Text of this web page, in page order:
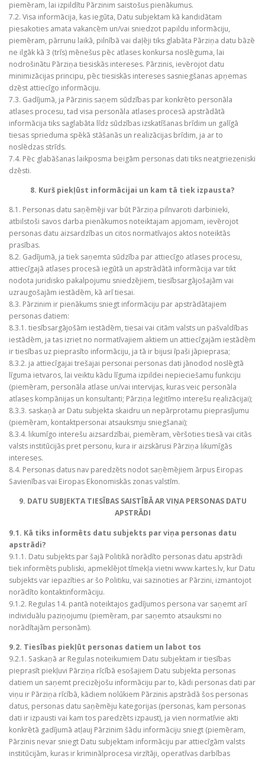
piemēram, lai izpildītu Pārzinim saistošus pienākumus.
7.2. Visa informācija, kas iegūta, Datu subjektam kā kandidātam
piesakoties amata vakancēm un/vai sniedzot papildu informāciju,
piemēram, pārrunu laikā, pilnībā vai daļēji tiks glabāta Pārziņa datu bāzē
ne ilgāk kā 3 (trīs) mēnešus pēc atlases konkursa noslēguma, lai
nodrošinātu Pārziņa tiesiskās intereses. Pārzinis, ievērojot datu
minimizācijas principu, pēc tiesiskās intereses sasniegšanas apņemas
dzēst attiecīgo informāciju.
7.3. Gadījumā, ja Pārzinis saņem sūdzības par konkrēto personāla
atlases procesu, tad visa personāla atlases procesā apstrādātā
informācija tiks saglabāta līdz sūdzības izskatīšanas brīdim un galīgā
tiesas sprieduma spēkā stāšanās un realizācijas brīdim, ja ar to
noslēdzas strīds.
7.4. Pēc glabāšanas laikposma beigām personas dati tiks neatgriezeniski
dzēsti.
8. Kurš piekļūst informācijai un kam tā tiek izpausta?
8.1. Personas datu saņēmēji var būt Pārziņa pilnvaroti darbinieki,
atbilstoši savos darba pienākumos noteiktajam apjomam, ievērojot
personas datu aizsardzības un citos normatīvajos aktos noteiktās
prasības.
8.2. Gadījumā, ja tiek saņemta sūdzība par attiecīgo atlases procesu,
attiecīgajā atlases procesā iegūtā un apstrādātā informācija var tikt
nodota juridisko pakalpojumu sniedzējiem, tiesībsargājošajām vai
uzraugošajām iestādēm, kā arī tiesai.
8.3. Pārzinim ir pienākums sniegt informāciju par apstrādātajiem
personas datiem:
8.3.1. tiesībsargājošām iestādēm, tiesai vai citām valsts un pašvaldības
iestādēm, ja tas izriet no normatīvajiem aktiem un attiecīgajām iestādēm
ir tiesības uz pieprasīto informāciju, ja tā ir bijusi īpaši jāpieprasa;
8.3.2. ja attiecīgajai trešajai personai personas dati jānodod noslēgtā
līguma ietvaros, lai veiktu kādu līguma izpildei nepieciešamu funkciju
(piemēram, personāla atlase un/vai intervijas, kuras veic personāla
atlases kompānijas un konsultanti; Pārziņa leģitīmo interešu realizācijai);
8.3.3. saskaņā ar Datu subjekta skaidru un nepārprotamu pieprasījumu
(piemēram, kontaktpersonai atsauksmju sniegšanai);
8.3.4. likumīgo interešu aizsardzībai, piemēram, vēršoties tiesā vai citās
valsts institūcijās pret personu, kura ir aizskārusi Pārziņa likumīgās
intereses.
8.4. Personas datus nav paredzēts nodot saņēmējiem ārpus Eiropas
Savienības vai Eiropas Ekonomiskās zonas valstīm.
9. DATU SUBJEKTA TIESĪBAS SAISTĪBĀ AR VIŅA PERSONAS DATU
APSTRĀDI
9.1. Kā tiks informēts datu subjekts par viņa personas datu
apstrādi?
9.1.1. Datu subjekts par šajā Politikā norādīto personas datu apstrādi
tiek informēts publiski, apmeklējot tīmekļa vietni www.kartes.lv, kur Datu
subjekts var iepazīties ar šo Politiku, vai sazinoties ar Pārzini, izmantojot
norādīto kontaktinformāciju.
9.1.2. Regulas 14. pantā noteiktajos gadījumos persona var saņemt arī
individuālu paziņojumu (piemēram, par saņemto atsauksmi no
norādītajām personām).
9.2. Tiesības piekļūt personas datiem un labot tos
9.2.1. Saskaņā ar Regulas noteikumiem Datu subjektam ir tiesības
pieprasīt piekļuvi Pārziņa rīcībā esošajiem Datu subjekta personas
datiem un saņemt precizējošu informāciju par to, kādi personas dati par
viņu ir Pārziņa rīcībā, kādiem nolūkiem Pārzinis apstrādā šos personas
datus, personas datu saņēmēju kategorijas (personas, kam personas
dati ir izpausti vai kam tos paredzēts izpaust), ja vien normatīvie akti
konkrētā gadījumā atļauj Pārzinim šādu informāciju sniegt (piemēram,
Pārzinis nevar sniegt Datu subjektam informāciju par attiecīgām valsts
institūcijām, kuras ir kriminālprocesa virzītāji, operatīvas darbības